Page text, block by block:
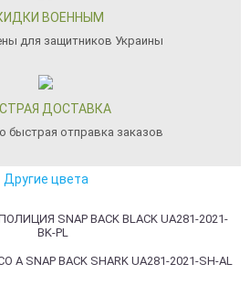
ВОЕННЫМ
для защитников Украины
ДОСТАВКА
быстрая отправка заказов
Другие цвета